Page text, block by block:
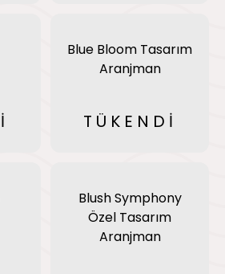
Blue Bloom Tasarım
Aranjman
TÜKENDİ
Blush Symphony
Özel Tasarım
Aranjman